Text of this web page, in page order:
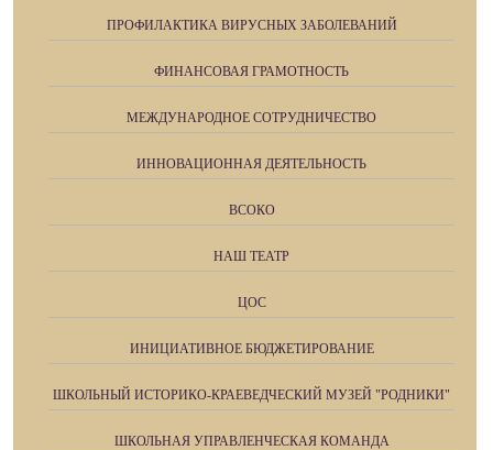
ПРОФИЛАКТИКА ВИРУСНЫХ ЗАБОЛЕВАНИЙ
ФИНАНСОВАЯ ГРАМОТНОСТЬ
МЕЖДУНАРОДНОЕ СОТРУДНИЧЕСТВО
ИННОВАЦИОННАЯ ДЕЯТЕЛЬНОСТЬ
ВСОКО
НАШ ТЕАТР
ЦОС
ИНИЦИАТИВНОЕ БЮДЖЕТИРОВАНИЕ
ШКОЛЬНЫЙ ИСТОРИКО-КРАЕВЕДЧЕСКИЙ МУЗЕЙ "РОДНИКИ"
ШКОЛЬНАЯ УПРАВЛЕНЧЕСКАЯ КОМАНДА